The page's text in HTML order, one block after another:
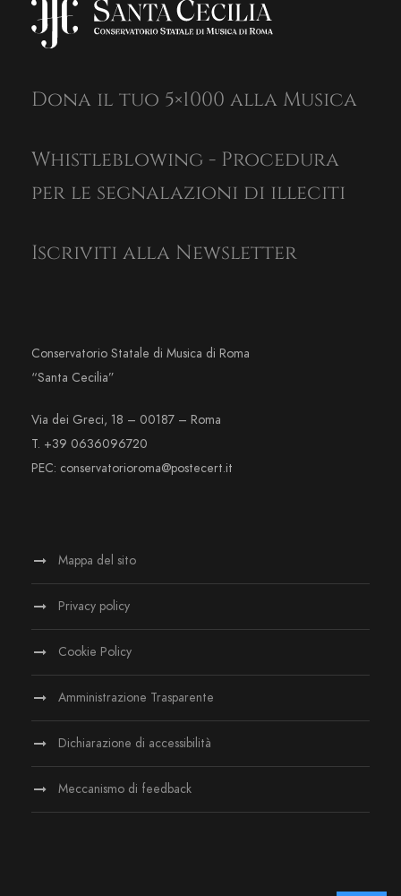
Dona il tuo 5×1000 alla Musica
Whistleblowing - Procedura
per le segnalazioni di illeciti
Iscriviti alla Newsletter
Conservatorio Statale di Musica di Roma
“Santa Cecilia”
Via dei Greci, 18 – 00187 – Roma
T. +39 0636096720
PEC: conservatorioroma@postecert.it
Mappa del sito
Privacy policy
Cookie Policy
Amministrazione Trasparente
Dichiarazione di accessibilità
Meccanismo di feedback